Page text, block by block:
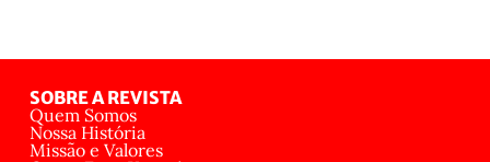
SOBRE A REVISTA
Quem Somos
Nossa História
Missão e Valores